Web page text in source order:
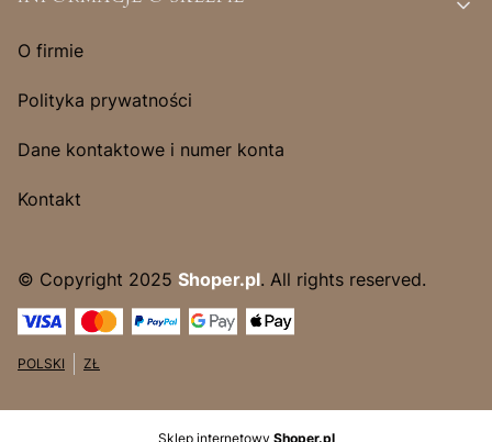
O firmie
Polityka prywatności
Dane kontaktowe i numer konta
Kontakt
© Copyright 2025 Shoper.pl. All rights reserved.
POLSKI ZŁ
Sklep internetowy Shoper.pl